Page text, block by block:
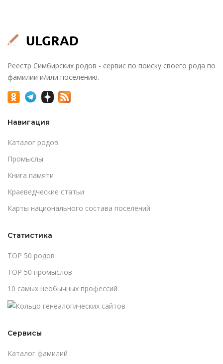
Реестр Симбирских родов - сервис по поиску своего рода по
фамилии и/или поселению.
Навигация
Каталог родов
Промыслы
Книга памяти
Краеведческие статьи
Карты национального состава поселений
Статистика
TOP 50 родов
TOP 50 промыслов
10 самых необычных профессий
Сервисы
Каталог фамилий